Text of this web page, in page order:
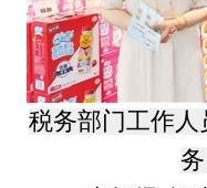
税务部门工作人